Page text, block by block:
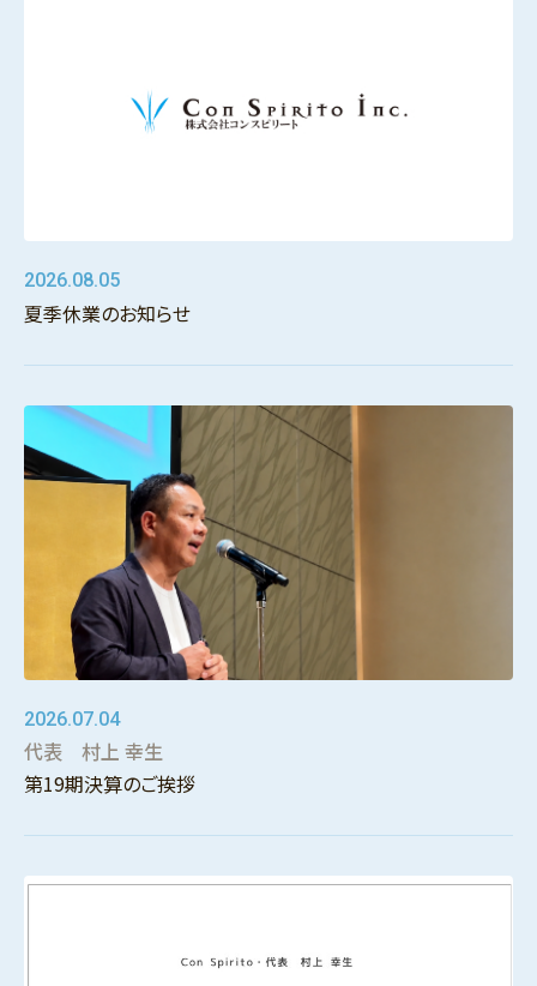
2026.08.05
夏季休業のお知らせ
2026.07.04
代表 村上 幸生
第19期決算のご挨拶